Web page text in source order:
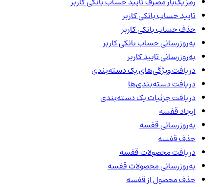
تایید حساب بانکی کاربر
حذف حساب بانکی کاربر
به‌روزرسانی حساب بانکی کاربر
به‌روزرسانی تایید کاربر
دریافت ویژگی‌های یک دسته‌بندی
دریافت دسته‌بندی‌ها
دریافت جزئیات یک دسته‌بندی
ایجاد قفسه
به‌روزرسانی قفسه
حذف قفسه
دریافت محصولات قفسه
به‌روزرسانی محصولات قفسه
حذف محصول از قفسه